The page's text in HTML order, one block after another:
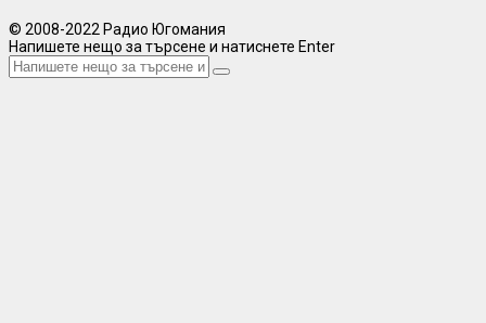
© 2008-2022 Радио Югомания
Напишете нещо за търсене и натиснете Enter